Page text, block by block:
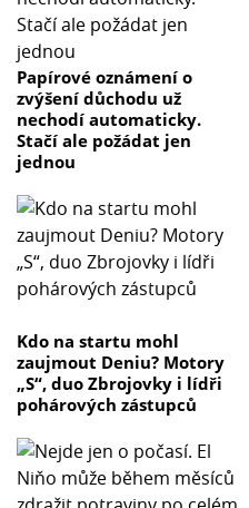
Papírové oznámení o
zvýšení důchodu už
nechodí automaticky.
Stačí ale požádat jen
jednou
Kdo na startu mohl
zaujmout Deniu? Motory
„S“, duo Zbrojovky i lídři
pohárových zástupců